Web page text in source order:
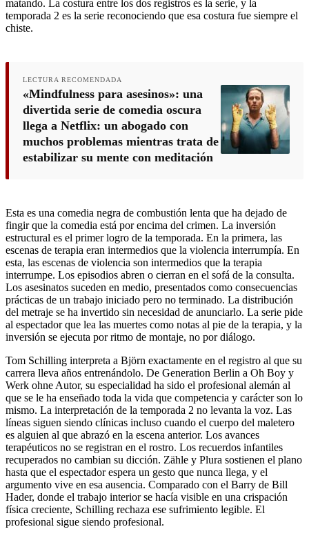
matando. La costura entre los dos registros es la serie, y la
temporada 2 es la serie reconociendo que esa costura fue siempre el
chiste.
LECTURA RECOMENDADA
«Mindfulness para asesinos»: una
divertida serie de comedia oscura
llega a Netflix: un abogado con
muchos problemas mientras trata de
estabilizar su mente con meditación
Esta es una comedia negra de combustión lenta que ha dejado de
fingir que la comedia está por encima del crimen. La inversión
estructural es el primer logro de la temporada. En la primera, las
escenas de terapia eran intermedios que la violencia interrumpía. En
esta, las escenas de violencia son intermedios que la terapia
interrumpe. Los episodios abren o cierran en el sofá de la consulta.
Los asesinatos suceden en medio, presentados como consecuencias
prácticas de un trabajo iniciado pero no terminado. La distribución
del metraje se ha invertido sin necesidad de anunciarlo. La serie pide
al espectador que lea las muertes como notas al pie de la terapia, y la
inversión se ejecuta por ritmo de montaje, no por diálogo.
Tom Schilling interpreta a Björn exactamente en el registro al que su
carrera lleva años entrenándolo. De Generation Berlin a Oh Boy y
Werk ohne Autor, su especialidad ha sido el profesional alemán al
que se le ha enseñado toda la vida que competencia y carácter son lo
mismo. La interpretación de la temporada 2 no levanta la voz. Las
líneas siguen siendo clínicas incluso cuando el cuerpo del maletero
es alguien al que abrazó en la escena anterior. Los avances
terapéuticos no se registran en el rostro. Los recuerdos infantiles
recuperados no cambian su dicción. Zähle y Plura sostienen el plano
hasta que el espectador espera un gesto que nunca llega, y el
argumento vive en esa ausencia. Comparado con el Barry de Bill
Hader, donde el trabajo interior se hacía visible en una crispación
física creciente, Schilling rechaza ese sufrimiento legible. El
profesional sigue siendo profesional.